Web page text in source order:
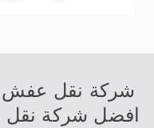
افضل شركة نقل